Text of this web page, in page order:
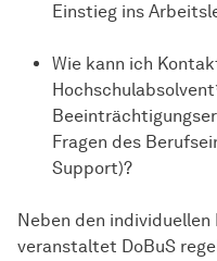
Einstieg ins
Wie kann ich
Fragen des
Support)?
Neben den
veranstaltet DoBuS